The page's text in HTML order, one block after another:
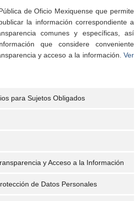
de Oficio Mexiquense que permite
la información correspondiente a
comunes y específicas, así
que considere conveniente
y acceso a la información. Ver
para Sujetos Obligados
y Acceso a la Información
de Datos Personales